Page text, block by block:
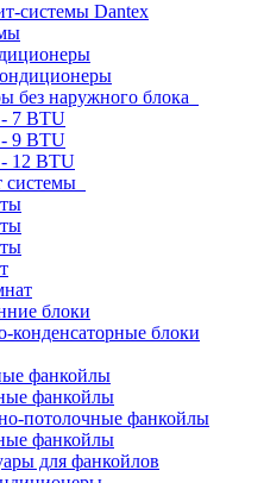
системы Dantex
без наружного блока
7 BTU
9 BTU
12 BTU
системы
блоки
конденсаторные блоки
фанкойлы
фанкойлы
потолочные фанкойлы
фанкойлы
для фанкойлов